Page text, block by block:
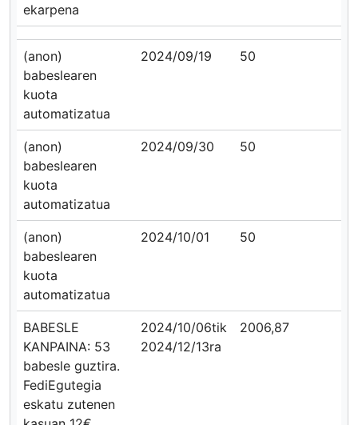
ekarpena
(anon)
babeslearen
kuota
automatizatua
2024/09/19 50
(anon)
babeslearen
kuota
automatizatua
2024/09/30 50
(anon)
babeslearen
kuota
automatizatua
2024/10/01 50
BABESLE
KANPAINA: 53
babesle guztira.
FediEgutegia
eskatu zutenen
2024/10/06tik
2024/12/13ra
2006,87